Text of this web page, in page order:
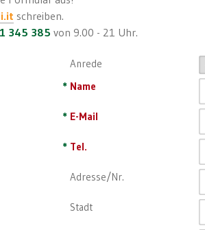
schreiben.
345 385 von 9.00 - 21 Uhr.
Anrede
* Name
* E-Mail
* Tel.
Adresse/Nr.
Stadt